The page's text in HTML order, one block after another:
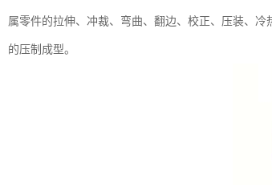
属零件的拉伸、冲裁、弯曲、翻边、校正、压装、
的压制成型。